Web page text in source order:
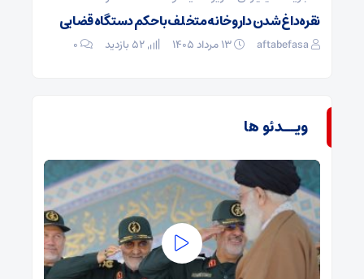
نقره‌داغ شدن داروخانه متخلف با حکم دستگاه قضایی
aftabefasa ۰
ویــدئو ها